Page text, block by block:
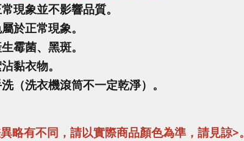
現象並不影響品質。
於正常現象。
霉菌、黑斑。
黏衣物。
（洗衣機滾筒不一定乾淨）。
略有不同，請以實際商品顏色為準，請見諒>。